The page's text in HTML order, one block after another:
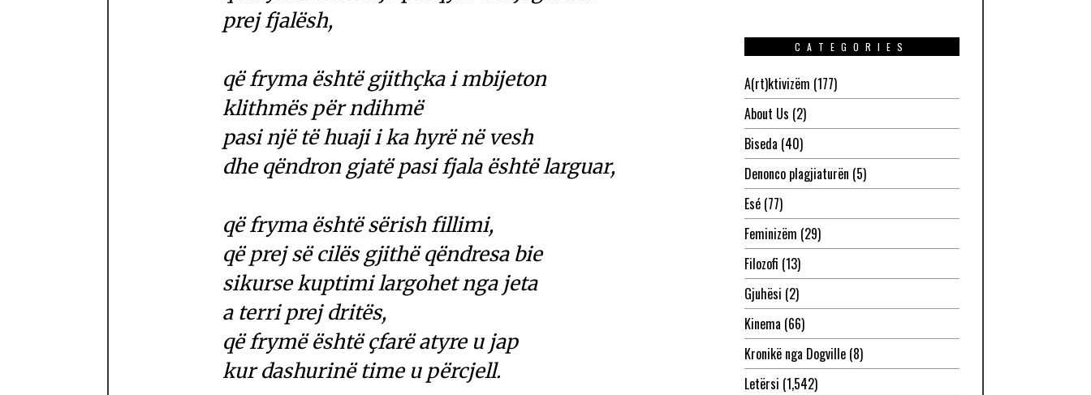
prej fjalësh,
që fryma është gjithçka i mbijeton
klithmës për ndihmë
pasi një të huaji i ka hyrë në vesh
dhe qëndron gjatë pasi fjala është larguar,
që fryma është sërish fillimi,
që prej së cilës gjithë qëndresa bie
sikurse kuptimi largohet nga jeta
a terri prej dritës,
që frymë është çfarë atyre u jap
kur dashurinë time u përcjell.
CATEGORIES
A(rt)ktivizëm (177)
About Us (2)
Biseda (40)
Denonco plagjiaturën (5)
Esé(77)
Feminizëm (29)
Filozofi (13)
Gjuhësi (2)
Kinema (66)
Kronikë nga Dogville(8)
Letërsi (1,542)